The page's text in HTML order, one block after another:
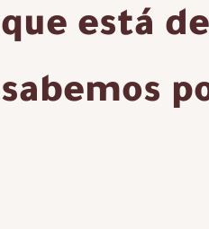
que está
sabemos